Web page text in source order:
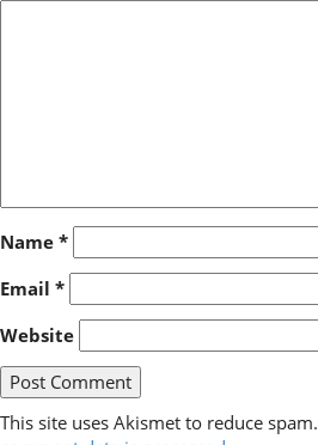
Name *
Email *
Website
This site uses Akismet to reduce spam.